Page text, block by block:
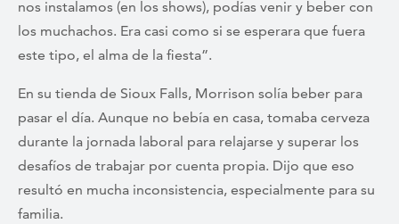
nos instalamos (en los shows), podías venir y beber con
los muchachos. Era casi como si se esperara que fuera
este tipo, el alma de la fiesta”.
En su tienda de Sioux Falls, Morrison solía beber para
pasar el día. Aunque no bebía en casa, tomaba cerveza
durante la jornada laboral para relajarse y superar los
desafíos de trabajar por cuenta propia. Dijo que eso
resultó en mucha inconsistencia, especialmente para su
familia.